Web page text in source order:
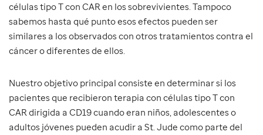
células tipo T con CAR en los sobrevivientes. Tampoco
sabemos hasta qué punto esos efectos pueden ser
similares a los observados con otros tratamientos contra el
cáncer o diferentes de ellos.
Nuestro objetivo principal consiste en determinar si los
pacientes que recibieron terapia con células tipo T con
CAR dirigida a CD19 cuando eran niños, adolescentes o
adultos jóvenes pueden acudir a St. Jude como parte del